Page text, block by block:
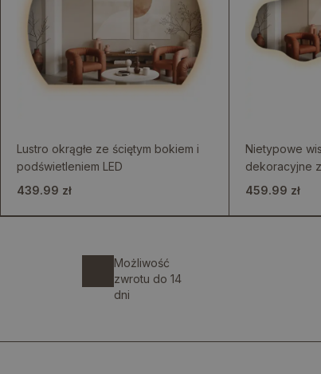
Lustro okrągłe ze ściętym bokiem i
podświetleniem LED
439.99 zł
Nietypowe
dekoracyjne
459.99 zł
Możliwość
zwrotu do 14
dni